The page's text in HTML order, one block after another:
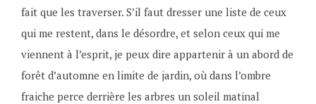
fait que les traverser. S’il faut dresser une liste de ceux
qui me restent, dans le désordre, et selon ceux qui me
viennent à l’esprit, je peux dire appartenir à un abord de
forêt d’automne en limite de jardin, où dans l’ombre
fraiche perce derrière les arbres un soleil matinal